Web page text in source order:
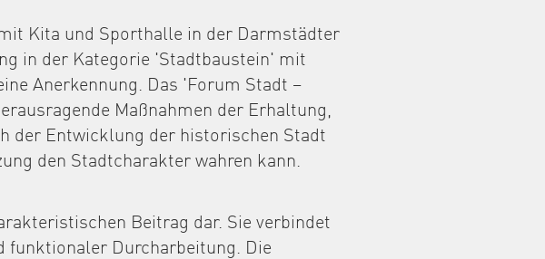
Kita und Sporthalle in der Darmstädter
in der Kategorie 'Stadtbaustein' mit
Anerkennung. Das 'Forum Stadt –
Maßnahmen der Erhaltung,
der Entwicklung der historischen Stadt
den Stadtcharakter wahren kann.
Beitrag dar. Sie verbindet
Durcharbeitung. Die